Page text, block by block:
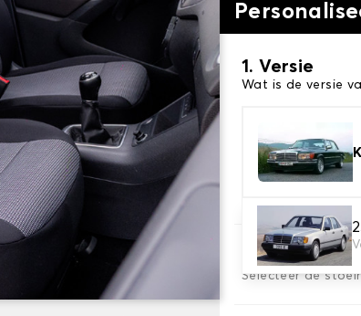
1. Versie
Wat is de versie
2. Set hoezen
Selecteer de